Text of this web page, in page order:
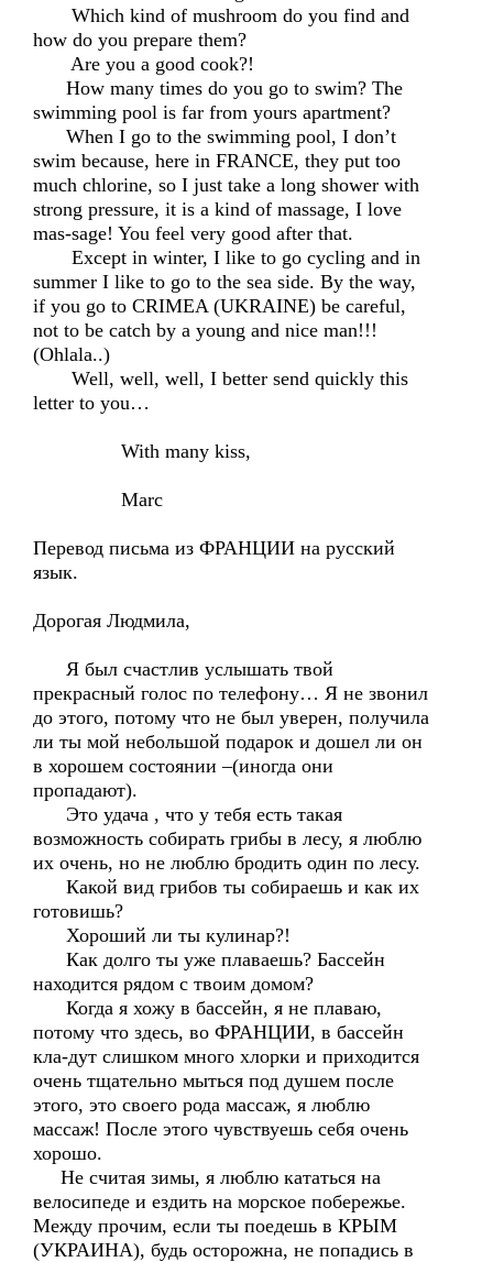
Which kind of mushroom do you find and
how do you prepare them?
Are you a good cook?!
How many times do you go to swim? The
swimming pool is far from yours apartment?
When I go to the swimming pool, I don’t
swim because, here in FRANCE, they put too
much chlorine, so I just take a long shower with
strong pressure, it is a kind of massage, I love
mas-sage! You feel very good after that.
Except in winter, I like to go cycling and in
summer I like to go to the sea side. By the way,
if you go to CRIMEA (UKRAINE) be careful,
not to be catch by a young and nice man!!!
(Ohlala..)
Well, well, well, I better send quickly this
letter to you…
With many kiss,
Marc
Перевод письма из ФРАНЦИИ на русский
язык.
Дорогая Людмила,
Я был счастлив услышать твой
прекрасный голос по телефону… Я не звонил
до этого, потому что не был уверен, получила
ли ты мой небольшой подарок и дошел ли он
в хорошем состоянии –(иногда они
пропадают).
Это удача , что у тебя есть такая
возможность собирать грибы в лесу, я люблю
их очень, но не люблю бродить один по лесу.
Какой вид грибов ты собираешь и как их
готовишь?
Хороший ли ты кулинар?!
Как долго ты уже плаваешь? Бассейн
находится рядом с твоим домом?
Когда я хожу в бассейн, я не плаваю,
потому что здесь, во ФРАНЦИИ, в бассейн
кла-дут слишком много хлорки и приходится
очень тщательно мыться под душем после
этого, это своего рода массаж, я люблю
массаж! После этого чувствуешь себя очень
хорошо.
Не считая зимы, я люблю кататься на
велосипеде и ездить на морское побережье.
Между прочим, если ты поедешь в КРЫМ
(УКРАИНА), будь осторожна, не попадись в